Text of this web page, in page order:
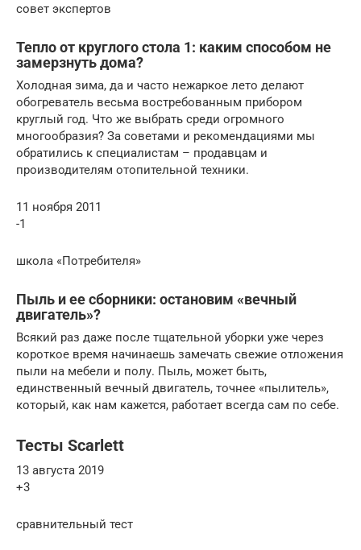
совет экспертов
Тепло от круглого стола 1: каким способом не
замерзнуть дома?
Холодная зима, да и часто нежаркое лето делают
обогреватель весьма востребованным прибором
круглый год. Что же выбрать среди огромного
многообразия? За советами и рекомендациями мы
обратились к специалистам – продавцам и
производителям отопительной техники.
11 ноября 2011
-1
школа «Потребителя»
Пыль и ее сборники: остановим «вечный
двигатель»?
Всякий раз даже после тщательной уборки уже через
короткое время начинаешь замечать свежие отложения
пыли на мебели и полу. Пыль, может быть,
единственный вечный двигатель, точнее «пылитель»,
который, как нам кажется, работает всегда сам по себе.
Тесты Scarlett
13 августа 2019
+3
сравнительный тест